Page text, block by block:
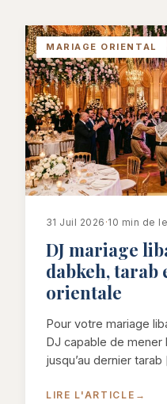
MARIAGE ORIENTAL
31 Juil 2026 ·10 min de
DJ mariage
dabkeh, tarab
orientale
Pour votre mariage
DJ capable de mener
jusqu’au dernier
LIRE L'ARTICLE →